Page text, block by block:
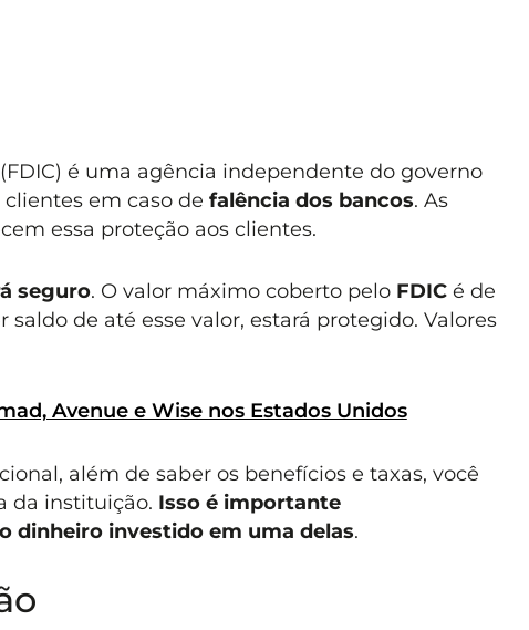
(FDIC) é uma agência independente do governo
em caso de falência dos bancos. As
essa proteção aos clientes.
seguro. O valor máximo coberto pelo FDICé de
saldo de até esse valor, estará protegido. Valores
Avenue e Wise nos Estados Unidos
além de saber os benefícios e taxas, você
da instituição. Isso é importante
dinheiro investido em uma delas.